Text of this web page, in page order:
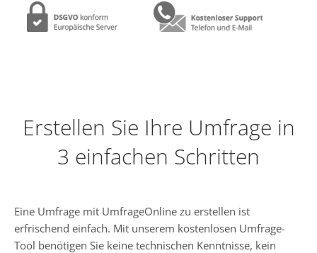
Erstellen Sie Ihre Umfrage in
3 einfachen Schritten
Eine Umfrage mit UmfrageOnline zu erstellen ist
erfrischend einfach. Mit unserem kostenlosen Umfrage-
Tool benötigen Sie keine technischen Kenntnisse, kein